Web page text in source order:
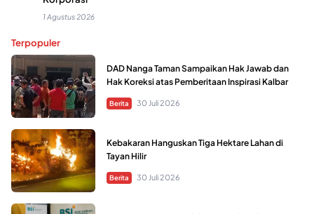
1 Agustus 2026
Terpopuler
DAD Nanga Taman Sampaikan Hak Jawab dan
Hak Koreksi atas Pemberitaan Inspirasi Kalbar
Berita 30 Juli 2026
Kebakaran Hanguskan Tiga Hektare Lahan di
Tayan Hilir
Berita 30 Juli 2026